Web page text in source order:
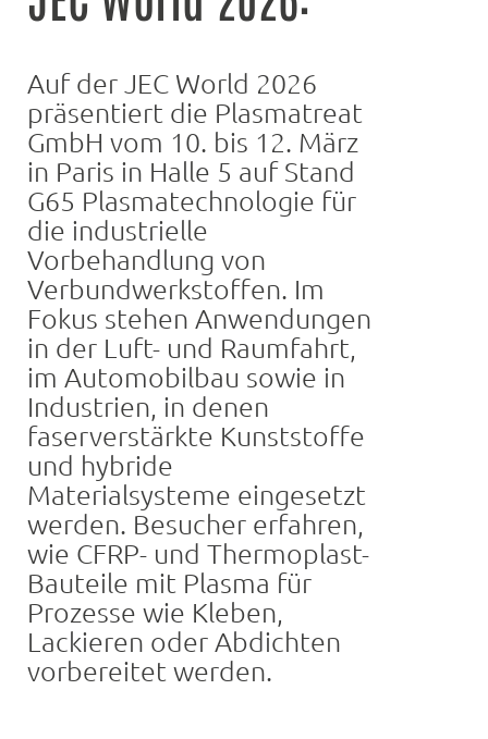
Auf der JEC World 2026
präsentiert die Plasmatreat
GmbH vom 10. bis 12. März
in Paris in Halle 5 auf Stand
G65 Plasmatechnologie für
die industrielle
Vorbehandlung von
Verbundwerkstoffen. Im
Fokus stehen Anwendungen
in der Luft- und Raumfahrt,
im Automobilbau sowie in
Industrien, in denen
faserverstärkte Kunststoffe
und hybride
Materialsysteme eingesetzt
werden. Besucher erfahren,
wie CFRP- und Thermoplast-
Bauteile mit Plasma für
Prozesse wie Kleben,
Lackieren oder Abdichten
vorbereitet werden.